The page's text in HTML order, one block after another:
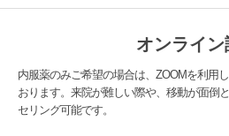
オンライン
内服薬のみご希望の場合は、ZOOMを利用
おります。来院が難しい際や、移動が面倒
セリング可能です。